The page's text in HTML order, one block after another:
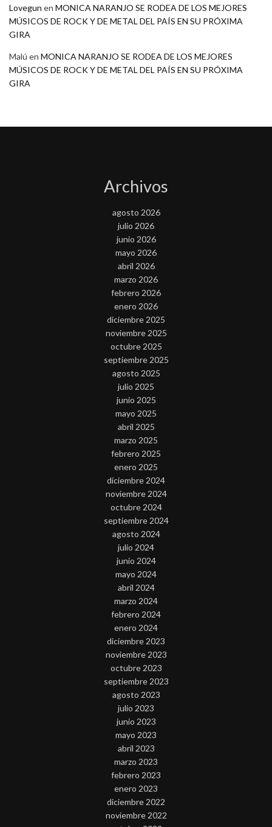
Lovegun en MONICA NARANJO SE RODEA DE LOS MEJORES
MÚSICOS DE ROCK Y DE METAL DEL PAÍS EN SU PRÓXIMA
GIRA
Malú en MONICA NARANJO SE RODEA DE LOS MEJORES
MÚSICOS DE ROCK Y DE METAL DEL PAÍS EN SU PRÓXIMA
GIRA
Archivos
agosto 2026
julio 2026
junio 2026
mayo 2026
abril 2026
marzo 2026
febrero 2026
enero 2026
diciembre 2025
noviembre 2025
octubre 2025
septiembre 2025
agosto 2025
julio 2025
junio 2025
mayo 2025
abril 2025
marzo 2025
febrero 2025
enero 2025
diciembre 2024
noviembre 2024
octubre 2024
septiembre 2024
agosto 2024
julio 2024
junio 2024
mayo 2024
abril 2024
marzo 2024
febrero 2024
enero 2024
diciembre 2023
noviembre 2023
octubre 2023
septiembre 2023
agosto 2023
julio 2023
junio 2023
mayo 2023
abril 2023
marzo 2023
febrero 2023
enero 2023
diciembre 2022
noviembre 2022